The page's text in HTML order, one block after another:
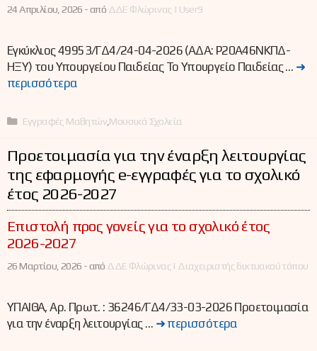
24 Απριλίου, 2026 -από ΔΔΕ Φλώρινας | User9
Εγκύκλιος 49953/ΓΔ4/24-04-2026 (ΑΔΑ: Ρ20Α46ΝΚΠΔ-
ΗΞΥ) του Υπουργείου Παιδείας Το Υπουργείο Παιδείας … ➜
περισσότερα
Κατηγορίες
Εγγραφές Μαθητών Μουσικά Σχολεία
Προετοιμασία για την έναρξη λειτουργίας
της εφαρμογής e-εγγραφές για το σχολικό
έτος 2026-2027
Επιστολή προς γονείς για το σχολικό έτος
2026-2027
26 Μαρτίου, 2026 -από ΔΔΕ Φλώρινας | Διαχειριστής δικτυακού τόπου
ΥΠΑΙΘΑ, Αρ. Πρωτ. : 36246/ΓΔ4/33-03-2026 Προετοιμασία
για την έναρξη λειτουργίας … ➜ περισσότερα